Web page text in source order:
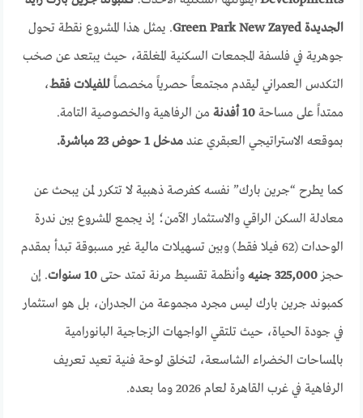
الجديدة Green Park New Zayed
. يمثل هذا المشروع نقطة تحول
جوهرية في فلسفة المجمعات السكنية المغلقة، حيث يبتعد عن صخب
التكدس العمراني ليقدم مجتمعاً حصرياً مخصصاًللفيلات فقط،
ممتداً على مساحة10 أفدنة
من الرفاهية والخصوصية التامة.
بموقعه الاستراتيجي العبقري عندمدخل 1 حوض 23 مباشرة.
كما يطرح “جرين بارك” نفسه كفرصة ذهبية لا تتكرر لمن يبحث عن
معادلة السكن الراقي والاستثمار الآمن؛ إذ يجمع المشروع بين ندرة
الوحدات (62 فيلا فقط) وبين تسهيلات مالية غير مسبوقة تبدأ بمقدم
حجز325,000 جنيه وأنظمة تقسيط مرنة تمتد حتى10 سنوات
. إن
كمبوند جرين بارك ليس مجرد مجموعة من الجدران، بل هو استثمار
في جودة الحياة، حيث تلتقي الواجهات الزجاجية البانورامية
بالمساحات الخضراء الشاسعة، لتخلق لوحة فنية تعيد تعريف
الرفاهية في غرب القاهرة لعام 2026 وما بعده.